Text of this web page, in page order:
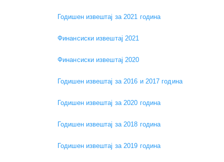
Годишен извештај за 2021 година
Финансиски извештај 2021
Финансиски извештај 2020
Годишен извештај за 2016 и 2017 година
Годишен извештај за 2020 година
Годишен извештај за 2018 година
Годишен извештај за 2019 година